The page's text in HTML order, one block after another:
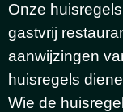
Onze
gastvrij
aanwijzingen
huisregels
Wie de